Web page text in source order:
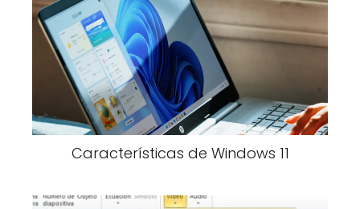
Características de Windows 11